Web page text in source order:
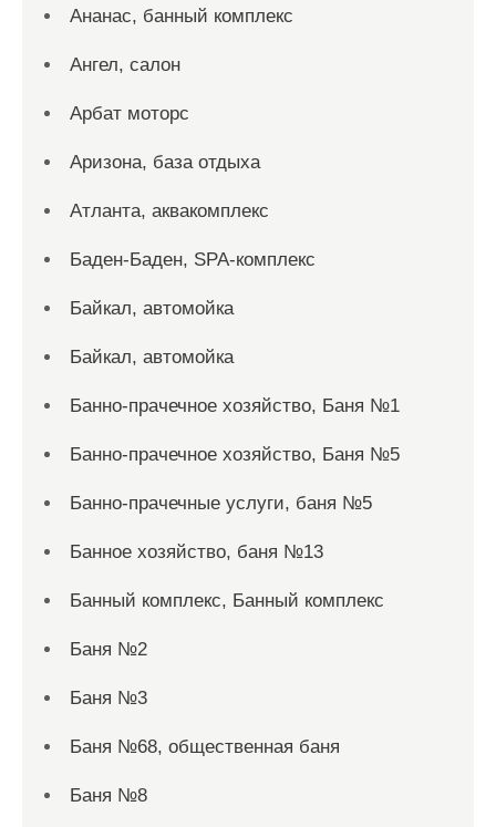
Ананас, банный комплекс
Ангел, салон
Арбат моторс
Аризона, база отдыха
Атланта, аквакомплекс
Баден-Баден, SPA-комплекс
Байкал, автомойка
Байкал, автомойка
Банно-прачечное хозяйство, Баня №1
Банно-прачечное хозяйство, Баня №5
Банно-прачечные услуги, баня №5
Банное хозяйство, баня №13
Банный комплекс, Банный комплекс
Баня №2
Баня №3
Баня №68, общественная баня
Баня №8